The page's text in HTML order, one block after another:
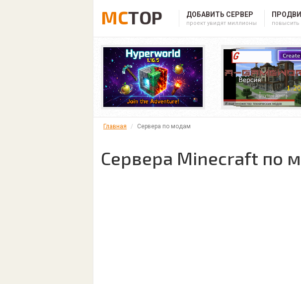
MCTOP ДОБАВИТЬ СЕРВЕР
проект увидят миллионы повысить
Главная Сервера по модам
Сервера Minecraft по